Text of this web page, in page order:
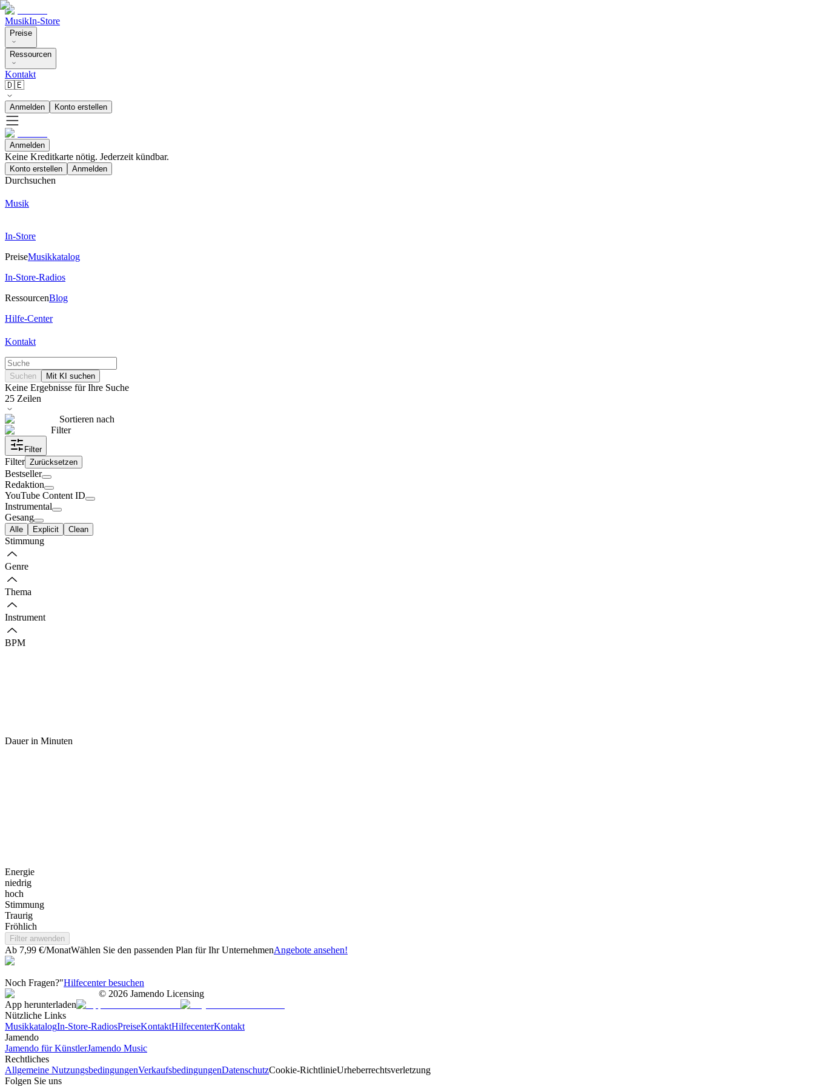
MusikIn-Store
Preise
Ressourcen
Kontakt
🇩🇪
Anmelden Konto erstellen
Anmelden
Keine Kreditkarte nötig. Jederzeit kündbar.
Konto erstellen Anmelden
Durchsuchen
Musik
In-Store
PreiseMusikkatalog
In-Store-Radios
RessourcenBlog
Hilfe-Center
Kontakt
Suchen Mit KI suchen
Keine Ergebnisse für Ihre Suche
25 Zeilen
Sortieren nach
Filter
Filter
Filter Zurücksetzen
Bestseller
Redaktion
YouTube Content ID
Instrumental
Gesang
Alle Explicit Clean
Stimmung
Genre
Thema
Instrument
BPM
Dauer in Minuten
Energie
niedrig
hoch
Stimmung
Traurig
Fröhlich
Filter anwenden
Ab 7,99 €/MonatWählen Sie den passenden Plan für Ihr UnternehmenAngebote ansehen!
Noch Fragen?"Hilfecenter besuchen
© 2026 Jamendo Licensing
App herunterladen
Nützliche Links
MusikkatalogIn-Store-RadiosPreiseKontaktHilfecenterKontakt
Jamendo
Jamendo für KünstlerJamendo Music
Rechtliches
Allgemeine NutzungsbedingungenVerkaufsbedingungenDatenschutzCookie-RichtlinieUrheberrechtsverletzung
Folgen Sie uns